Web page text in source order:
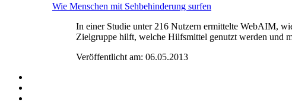
Wie Menschen mit Sehbehinderung surfen
In einer Studie unter 216 Nutzern ermittelte WebAIM,
Zielgruppe hilft, welche Hilfsmittel genutzt werden und
Veröffentlicht am: 06.05.2013